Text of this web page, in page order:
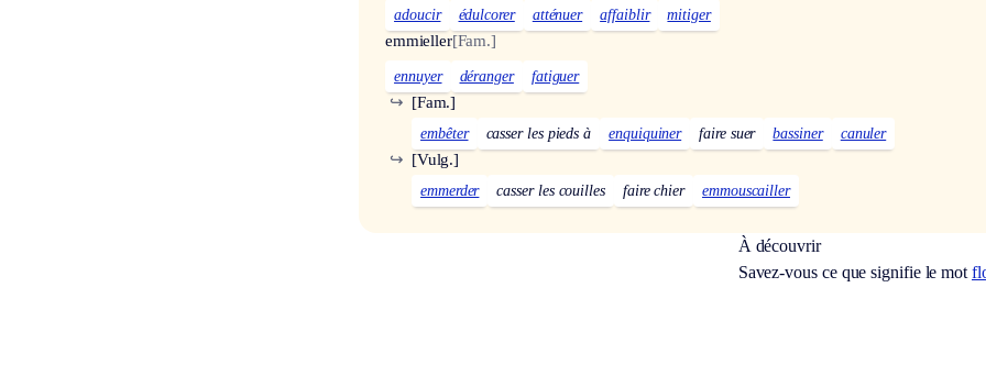
adoucir édulcorer atténuer affaiblir mitiger
emmieller[Fam.]
ennuyer déranger fatiguer
[Fam.]
↪
embêter casser les pieds à enquiquiner faire suer bassiner canuler
[Vulg.]
↪
emmerder casser les couilles faire chier emmouscailler
À découvrir
Savez-vous ce que signifie le mot